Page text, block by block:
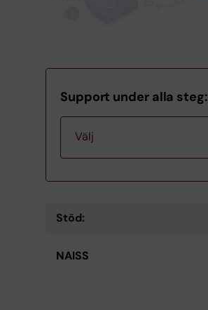
Support under alla steg:
Välj
forskningsdata
Stöd:
NAISS